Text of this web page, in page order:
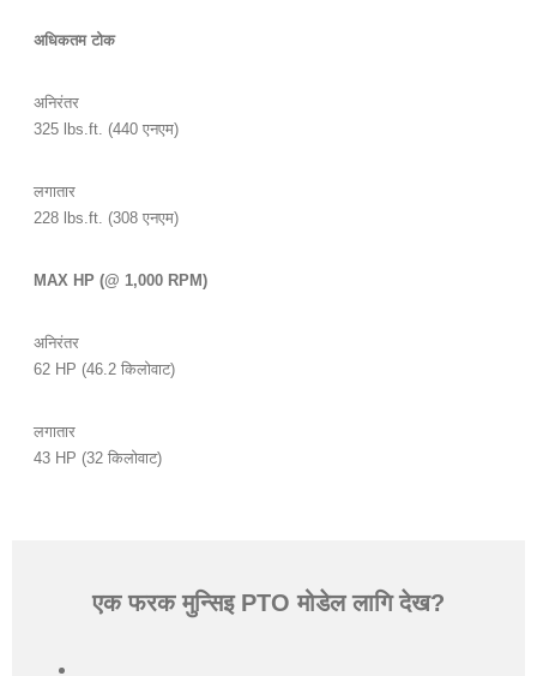
अधिकतम टोक
अनिरंतर
325 lbs.ft. (440 एनएम)
लगातार
228 lbs.ft. (308 एनएम)
MAX HP (@ 1,000 RPM)
अनिरंतर
62 HP (46.2 किलोवाट)
लगातार
43 HP (32 किलोवाट)
एक फरक मुन्सिइ PTO मोडेल लागि देख?